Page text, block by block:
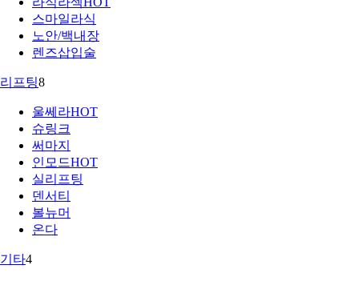
스마일라식
노안/백내장
렌즈삽입술
리프팅8
울쎄라HOT
슈링크
써마지
인모드HOT
실리프팅
덴서티
볼뉴머
온다
기타4